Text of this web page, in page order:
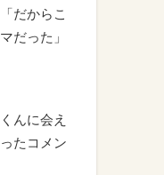
だからこ
だった」
んに会え
たコメン